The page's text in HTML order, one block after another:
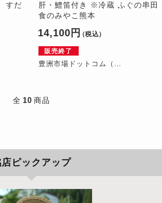
すだ
肝・鱧笛付き ※冷蔵 ふぐの串田
食のみやこ熊本
14,100円 （税込）
販売終了
豊洲市場ドットコム（...
全 10 商品
店ピックアップ